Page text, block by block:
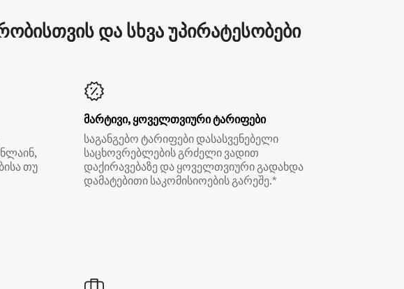
და სხვა უპირატესობები
თუ
მარტივი, ყოველთვიური ტარიფები
საგანგებო ტარიფები დასასვენებელი
საცხოვრებლების გრძელი ვადით
დაქირავებაზე და ყოველთვიური გადახდა
დამატებითი საკომისიოების გარეშე.*